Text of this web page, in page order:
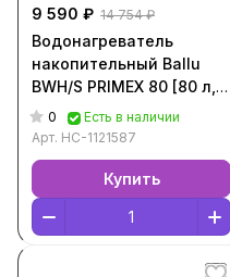
9 590 ₽ 14 754 ₽
Водонагреватель
накопительный Ballu
BWH/S PRIMEX 80 [80 л, V
,1,5 кВт, Жемчужно-
белый, НС-1121587]
0
Есть в наличии
Арт. НС-1121587
Купить